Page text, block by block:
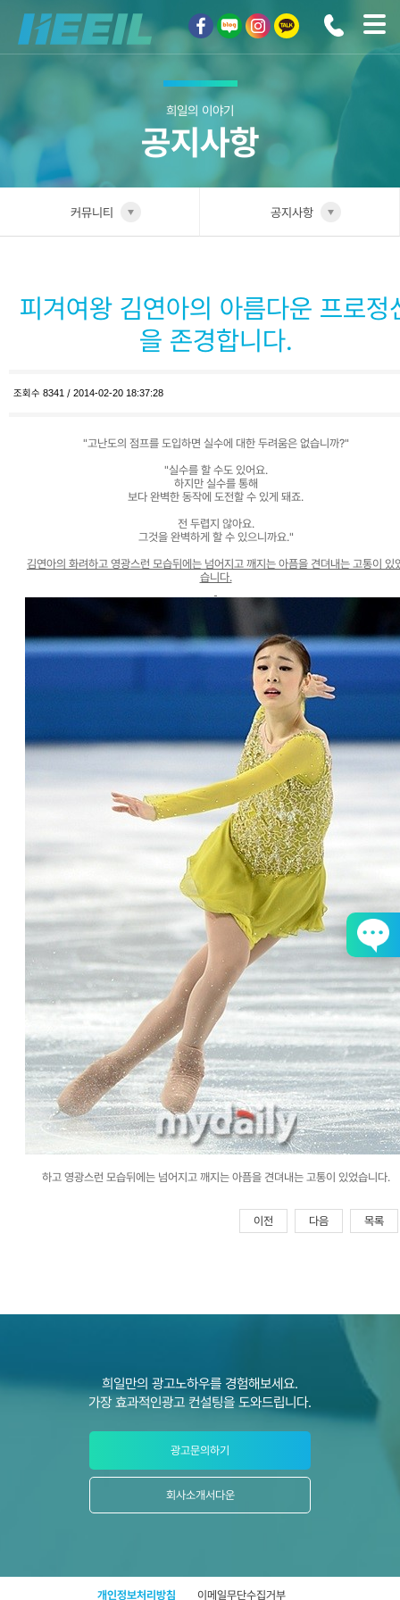
희일의 이야기
공지사항
커뮤니티
고객센터
광고문의
공지사항
피겨여왕 김연아의 아름다운 프로정
을 존경합니다.
조회수 8341 / 2014-02-20 18:37:28
"고난도의 점프를 도입하면 실수에 대한 두려움은 없습니까?"
"실수를 할 수도 있어요.
하지만 실수를 통해
보다 완벽한 동작에 도전할 수 있게 돼죠.
전 두렵지 않아요.
그것을 완벽하게 할 수 있으니까요."
김연아의 화려하고 영광스런 모습뒤에는 넘어지고 깨지는 아픔을 견뎌내는 고통이 있
습니다.
하고 영광스런 모습뒤에는 넘어지고 깨지는 아픔을 견뎌내는 고통이 있었습니다.
이전 다음 목록
희일만의 광고노하우를 경험해보세요.
가장 효과적인광고 컨설팅을 도와드립니다.
광고문의하기
회사소개서다운
개인정보처리방침 이메일무단수집거부